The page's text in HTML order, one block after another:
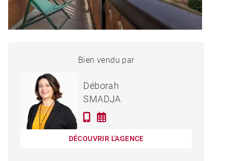
CHALET BERNEX - 132 M²
Bien vendu par
Déborah
SMADJA
DÉCOUVRIR L'AGENCE